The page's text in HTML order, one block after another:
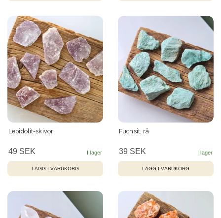
Lepidolit-skivor
49 SEK
LÄGG I VARUKORG
Fuchsit, rå
39 SEK
LÄGG I VARUKORG